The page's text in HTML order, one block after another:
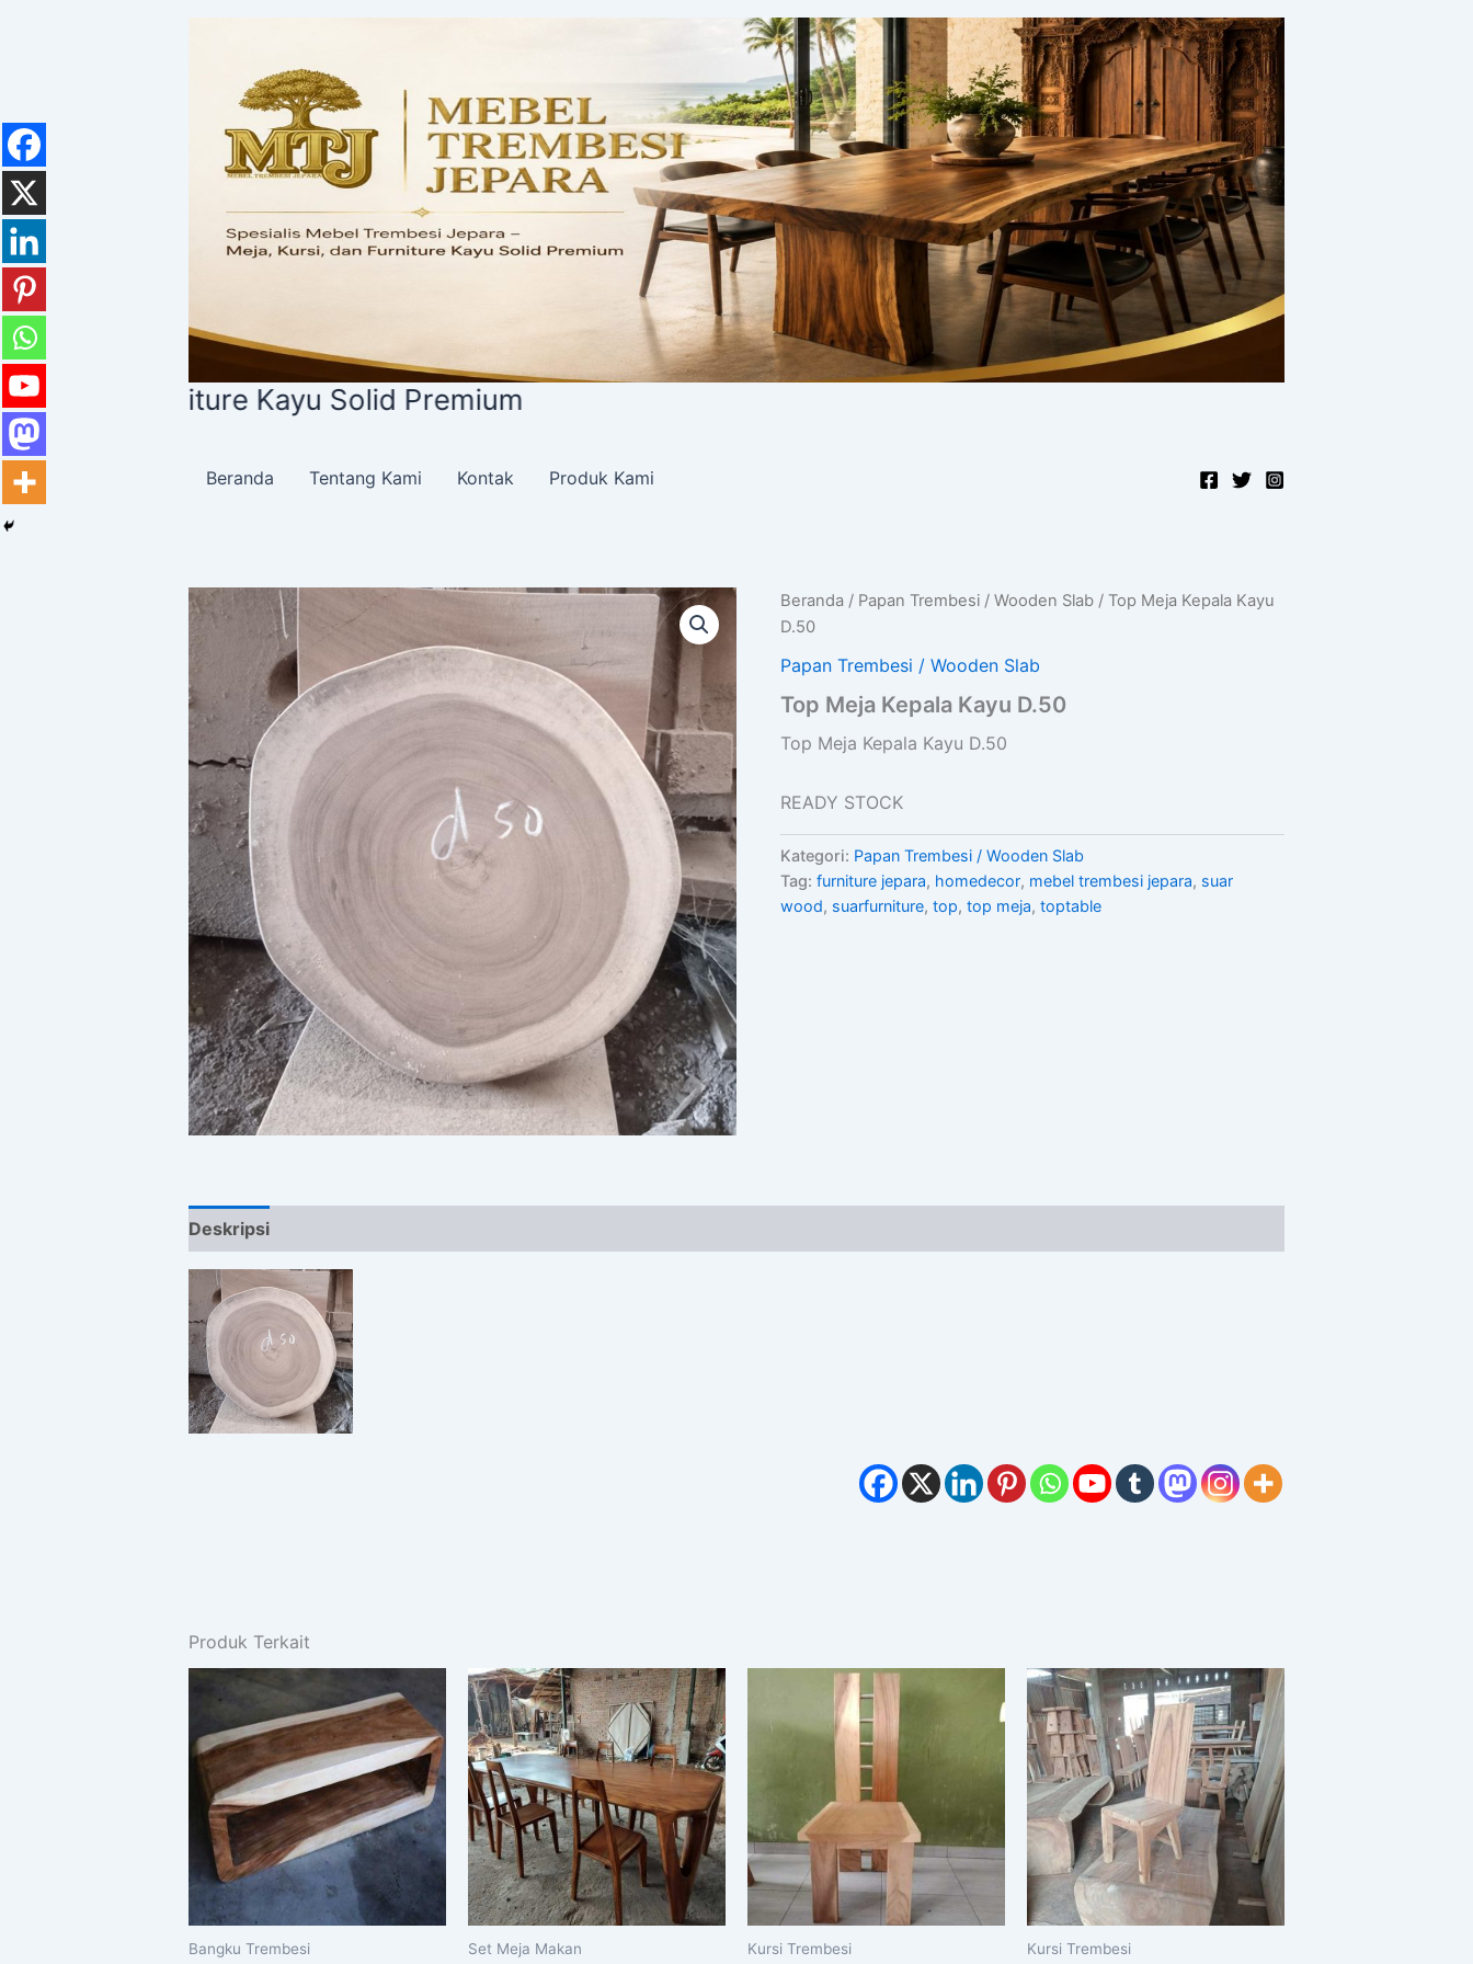
Kayu Solid Premium
Beranda Tentang Kami Kontak Produk Kami
Beranda / Papan Trembesi / Wooden Slab / Top Meja Kepala Kayu
D.50
Papan Trembesi / Wooden Slab
Top Meja Kepala Kayu D.50
Top Meja Kepala Kayu D.50
READY STOCK
Kategori: Papan Trembesi / Wooden Slab
Tag: furniture jepara, homedecor, mebel trembesi jepara, suar
wood, suarfurniture, top, top meja, toptable
Deskripsi
Produk Terkait
Bangku Trembesi Set Meja Makan Kursi Trembesi Kursi Trembesi